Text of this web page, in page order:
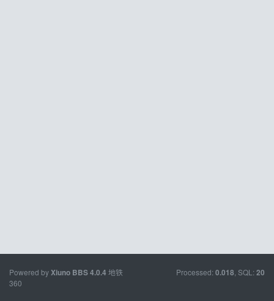
Powered byXiuno BBS4.0.4 地铁
360
Processed: 0.018 , SQL: 20